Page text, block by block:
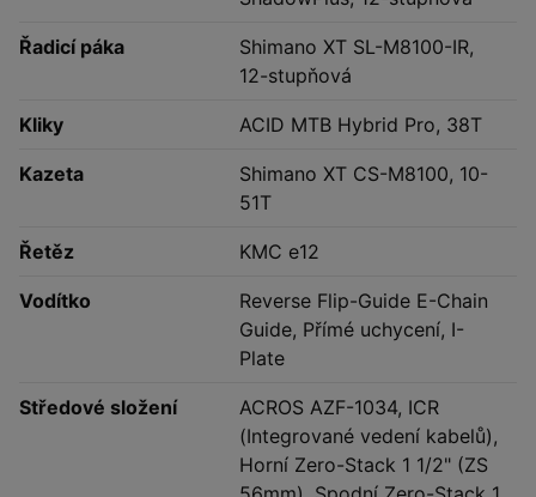
Řadicí páka
Shimano XT SL-M8100-IR,
12-stupňová
Kliky ACID MTB Hybrid Pro, 38T
Kazeta
Shimano XT CS-M8100, 10-
51T
Řetěz KMC e12
Vodítko
Reverse Flip-Guide E-Chain
Guide, Přímé uchycení, I-
Plate
Středové složení
ACROS AZF-1034, ICR
(Integrované vedení kabelů),
Horní Zero-Stack 1 1/2" (ZS